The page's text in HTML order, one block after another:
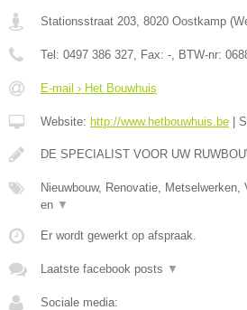
Stationsstraat 203, 8020 Oostkamp (
Tel: 0497 386 327, Fax: -, BTW-nr:
E-mail › Het Bouwhuis
Website: http://www.hetbouwhuis.be
DE SPECIALIST VOOR UW
Nieuwbouw, Renovatie,
en ▼
Er wordt gewerkt op afspraak.
Laatste facebook posts ▼
Sociale media: